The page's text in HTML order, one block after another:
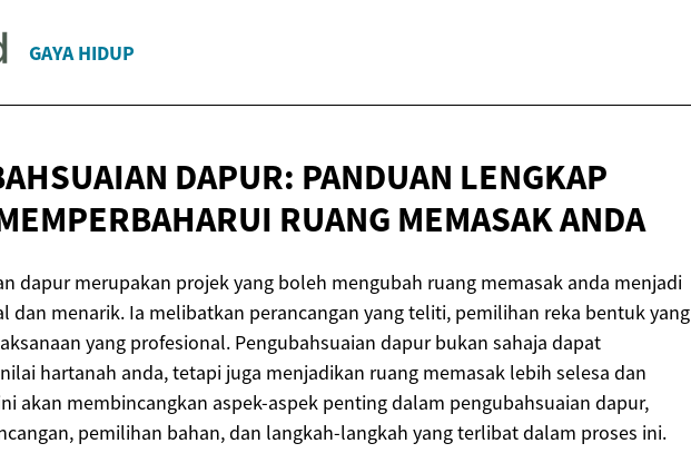
GAYA HIDUP
DAPUR: PANDUAN LENGKAP
RUANG MEMASAK ANDA
dapur merupakan projek yang boleh mengubah ruang memasak anda menjadi
dan menarik. Ia melibatkan perancangan yang teliti, pemilihan reka bentuk yang
yang profesional. Pengubahsuaian dapur bukan sahaja dapat
hartanah anda, tetapi juga menjadikan ruang memasak lebih selesa dan
akan membincangkan aspek-aspek penting dalam pengubahsuaian dapur,
pemilihan bahan, dan langkah-langkah yang terlibat dalam proses ini.